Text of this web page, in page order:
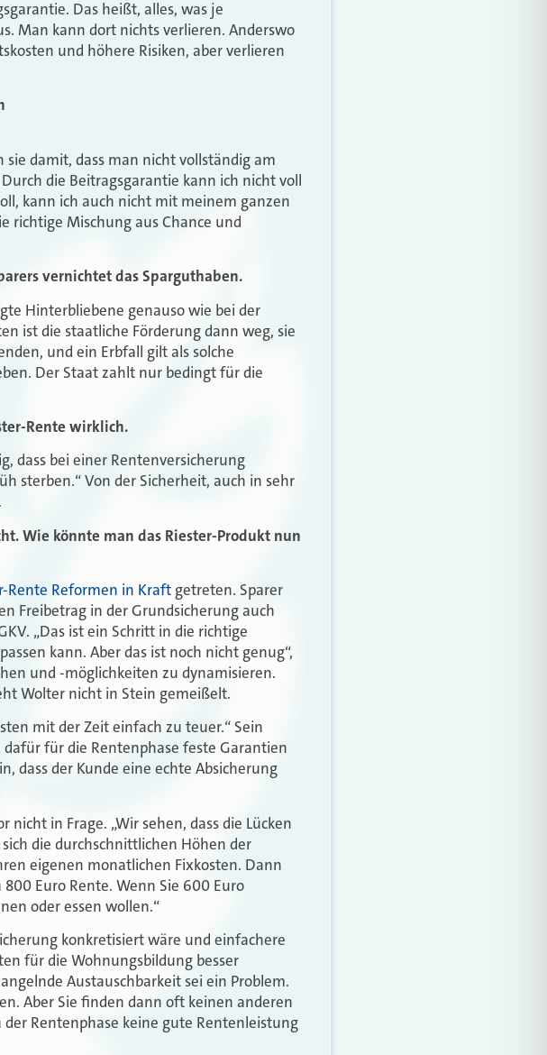
Das heißt, alles, was je
Man kann dort nichts verlieren. Anderswo
und höhere Risiken, aber verlieren
damit, dass man nicht vollständig am
die Beitragsgarantie kann ich nicht voll
kann ich auch nicht mit meinem ganzen
richtige Mischung aus Chance und
vernichtet das Sparguthaben.
Hinterbliebene genauso wie bei der
ist die staatliche Förderung dann weg, sie
und ein Erbfall gilt als solche
Der Staat zahlt nur bedingt für die
Rente wirklich.
dass bei einer Rentenversicherung
sterben.“ Von der Sicherheit, auch in sehr
Wie könnte man das Riester-Produkt nun
Rente Reformen in Kraft getreten. Sparer
Freibetrag in der Grundsicherung auch
„Das ist ein Schritt in die richtige
kann. Aber das ist noch nicht genug“,
und -möglichkeiten zu dynamisieren.
Wolter nicht in Stein gemeißelt.
mit der Zeit einfach zu teuer.“ Sein
für die Rentenphase feste Garantien
dass der Kunde eine echte Absicherung
in Frage. „Wir sehen, dass die Lücken
die durchschnittlichen Höhen der
eigenen monatlichen Fixkosten. Dann
Euro Rente. Wenn Sie 600 Euro
oder essen wollen.“
konkretisiert wäre und einfachere
für die Wohnungsbildung besser
Austauschbarkeit sei ein Problem.
Aber Sie finden dann oft keinen anderen
Rentenphase keine gute Rentenleistung